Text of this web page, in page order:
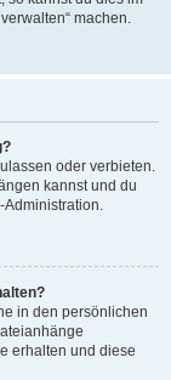
machen.
oder verbieten.
kannst und du
Administration.
in den persönlichen
erhalten und diese